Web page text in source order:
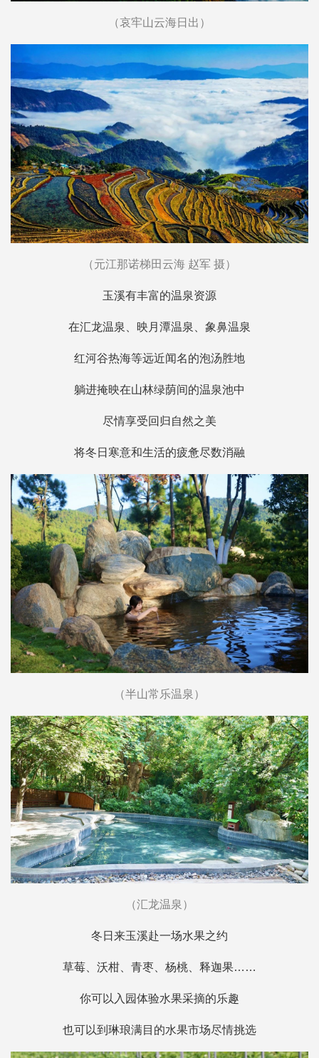
（哀牢山云海日出）
（元江那诺梯田云海 赵军 摄）
玉溪有丰富的温泉资源
在汇龙温泉、映月潭温泉、象鼻温泉
红河谷热海等远近闻名的泡汤胜地
躺进掩映在山林绿荫间的温泉池中
尽情享受回归自然之美
将冬日寒意和生活的疲惫尽数消融
（半山常乐温泉）
（汇龙温泉）
冬日来玉溪赴一场水果之约
草莓、沃柑、青枣、杨桃、释迦果……
你可以入园体验水果采摘的乐趣
也可以到琳琅满目的水果市场尽情挑选